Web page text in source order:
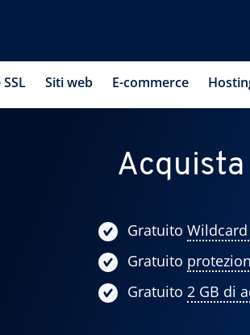
Siti web E-commerce
Gratuito Wildcard
Gratuito
Gratuito 2 GB di